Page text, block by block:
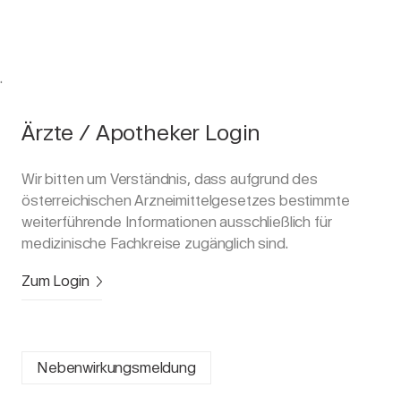
.
Ärzte / Apotheker Login
Wir bitten um Verständnis, dass aufgrund des
österreichischen Arzneimittelgesetzes bestimmte
weiterführende Informationen ausschließlich für
medizinische Fachkreise zugänglich sind.
Zum Login
Nebenwirkungsmeldung